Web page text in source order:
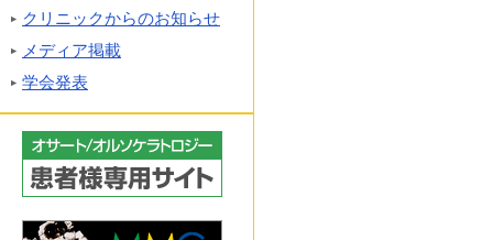
クリニックからのお知らせ
メディア掲載
学会発表